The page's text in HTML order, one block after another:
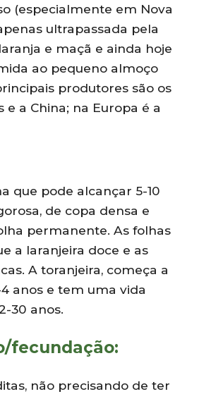
(especialmente em Nova
ultrapassada pela
e maçã e ainda hoje
ao pequeno almoço
produtores são os
e a China; na Europa é a
que pode alcançar 5-10
de copa densa e
permanente. As folhas
a laranjeira doce e as
A toranjeira, começa a
anos e tem uma vida
30 anos.
fecundação:
não precisando de ter